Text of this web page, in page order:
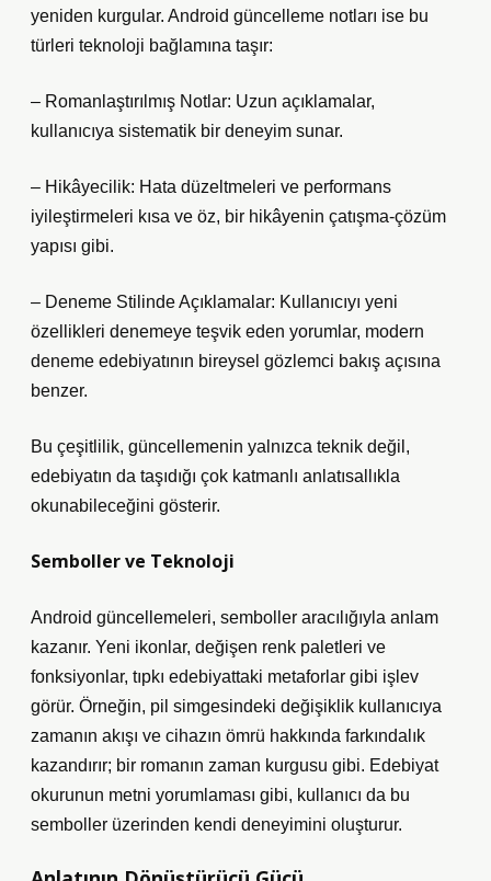
yeniden kurgular. Android güncelleme notları ise bu
türleri teknoloji bağlamına taşır:
– Romanlaştırılmış Notlar: Uzun açıklamalar,
kullanıcıya sistematik bir deneyim sunar.
– Hikâyecilik: Hata düzeltmeleri ve performans
iyileştirmeleri kısa ve öz, bir hikâyenin çatışma-çözüm
yapısı gibi.
– Deneme Stilinde Açıklamalar: Kullanıcıyı yeni
özellikleri denemeye teşvik eden yorumlar, modern
deneme edebiyatının bireysel gözlemci bakış açısına
benzer.
Bu çeşitlilik, güncellemenin yalnızca teknik değil,
edebiyatın da taşıdığı çok katmanlı anlatısallıkla
okunabileceğini gösterir.
Semboller ve Teknoloji
Android güncellemeleri, semboller aracılığıyla anlam
kazanır. Yeni ikonlar, değişen renk paletleri ve
fonksiyonlar, tıpkı edebiyattaki metaforlar gibi işlev
görür. Örneğin, pil simgesindeki değişiklik kullanıcıya
zamanın akışı ve cihazın ömrü hakkında farkındalık
kazandırır; bir romanın zaman kurgusu gibi. Edebiyat
okurunun metni yorumlaması gibi, kullanıcı da bu
semboller üzerinden kendi deneyimini oluşturur.